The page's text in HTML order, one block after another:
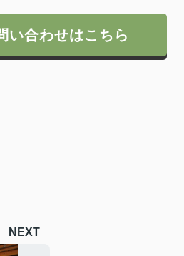
い合わせはこちら
NEXT